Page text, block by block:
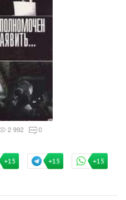
2 992 0
+15 +15 +15